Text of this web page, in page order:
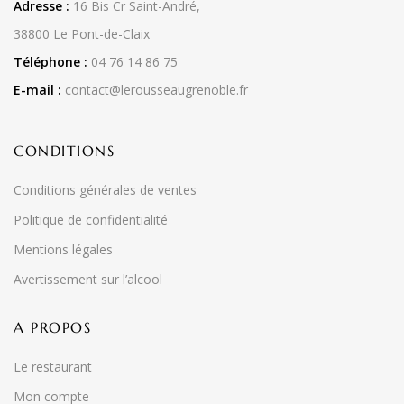
Adresse : 16 Bis Cr Saint-André,
38800 Le Pont-de-Claix
Téléphone : 04 76 14 86 75
E-mail : contact@lerousseaugrenoble.fr
CONDITIONS
Conditions générales de ventes
Politique de confidentialité
Mentions légales
Avertissement sur l’alcool
A PROPOS
Le restaurant
Mon compte